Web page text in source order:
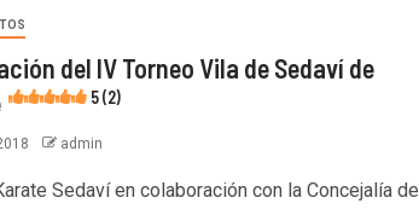
del IV Torneo Vila de Sedaví de
5 (2)
admin
Sedaví en colaboración con la Concejalía de